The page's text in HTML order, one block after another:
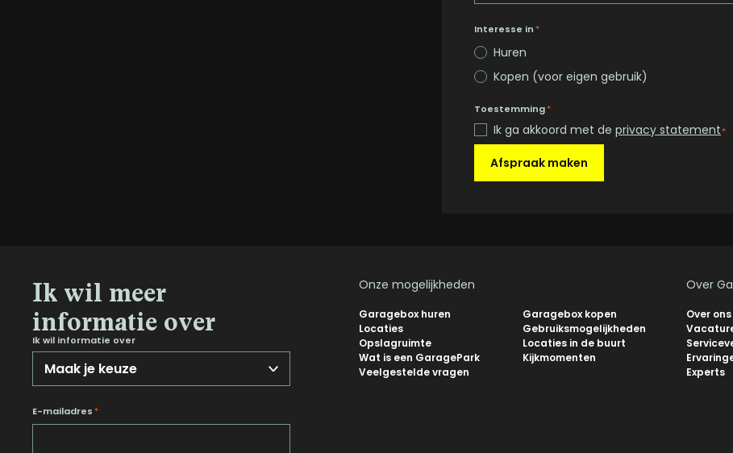
Interesse in *
Huren
Kopen (voor eigen gebruik)
Toestemming*
Ik ga akkoord met de privacy statement*
Afspraak maken
Ik wil meer
informatie over
Ik wil informatie over
E-mailadres *
Onze mogelijkheden
Garagebox huren
Garagebox kopen
Locaties
Gebruiksmogelijkheden
Opslagruimte
Locaties in de buurt
Wat is een GaragePark
Kijkmomenten
Veelgestelde vragen
Over
Over ons
Experts